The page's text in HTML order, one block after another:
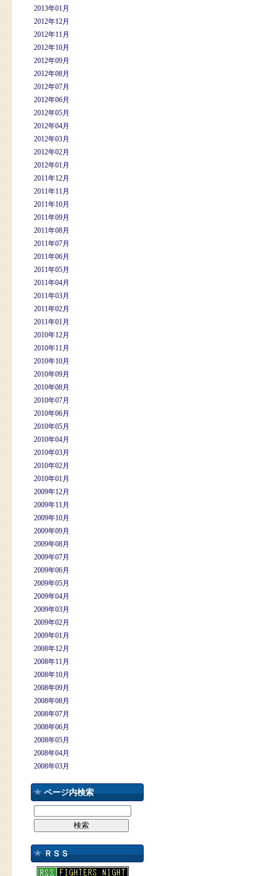
2013年01月
2012年12月
2012年11月
2012年10月
2012年09月
2012年08月
2012年07月
2012年06月
2012年05月
2012年04月
2012年03月
2012年02月
2012年01月
2011年12月
2011年11月
2011年10月
2011年09月
2011年08月
2011年07月
2011年06月
2011年05月
2011年04月
2011年03月
2011年02月
2011年01月
2010年12月
2010年11月
2010年10月
2010年09月
2010年08月
2010年07月
2010年06月
2010年05月
2010年04月
2010年03月
2010年02月
2010年01月
2009年12月
2009年11月
2009年10月
2009年09月
2009年08月
2009年07月
2009年06月
2009年05月
2009年04月
2009年03月
2009年02月
2009年01月
2008年12月
2008年11月
2008年10月
2008年09月
2008年08月
2008年07月
2008年06月
2008年05月
2008年04月
2008年03月
ページ内検索
ＲＳＳ